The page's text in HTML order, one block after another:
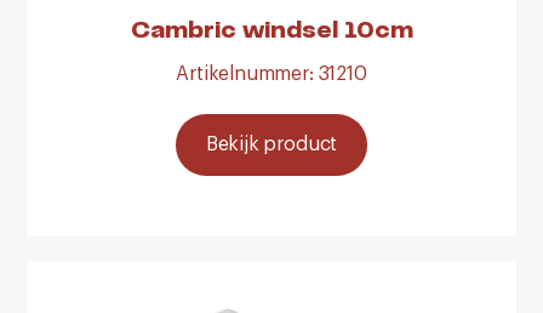
Cambric windsel 10cm
Artikelnummer: 31210
Bekijk product